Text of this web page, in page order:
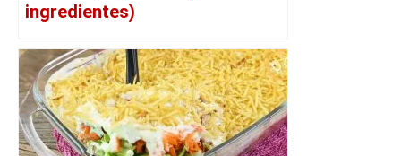
ingredientes)